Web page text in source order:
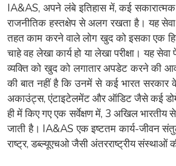
IA&AS, अपने लंबे इतिहास में, कई
राजनीतिक हस्तक्षेप से अलग रखता है। यह
तहत काम करने वाले लोग खुद को इसका एक
चाहे वह लेखा कार्य हो या लेखा परीक्षा। यह
व्यक्ति को खुद को लगातार अपडेट करने की
की बात नहीं है कि उनमें से कई भारत सरकार
अकाउंट्स, एंटाइटेलमेंट और ऑडिट जैसे कई डोमेन
ही में किए गए एक सर्वेक्षण में, 3 अखिल
जाती है। IA&AS एक इष्टतम कार्य-जीवन
राष्ट्र, डब्ल्यूएचओ जैसी अंतरराष्ट्रीय संस्थाओं